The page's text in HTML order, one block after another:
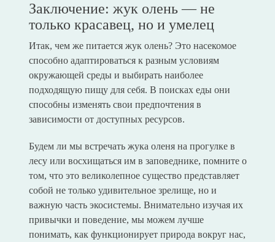
Заключение: жук олень — не
только красавец, но и умелец
Итак, чем же питается жук олень? Это насекомое
способно адаптироваться к разным условиям
окружающей среды и выбирать наиболее
подходящую пищу для себя. В поисках еды они
способны изменять свои предпочтения в
зависимости от доступных ресурсов.
Будем ли мы встречать жука оленя на прогулке в
лесу или восхищаться им в заповеднике, помните о
том, что это великолепное существо представляет
собой не только удивительное зрелище, но и
важную часть экосистемы. Внимательно изучая их
привычки и поведение, мы можем лучше
понимать, как функционирует природа вокруг нас,